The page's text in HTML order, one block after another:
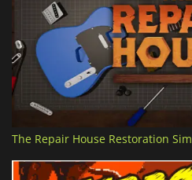
The Repair House Restoration Sim